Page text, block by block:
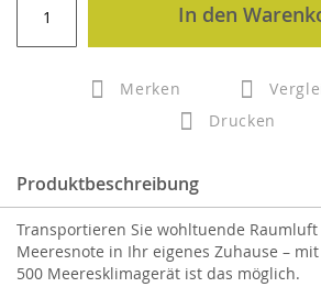
In den
Merken
Drucken
Produktbeschreibung
Transportieren Sie wohltuende
Meeresnote in Ihr eigenes Zuhause –
500 Meeresklimagerät ist das möglich.